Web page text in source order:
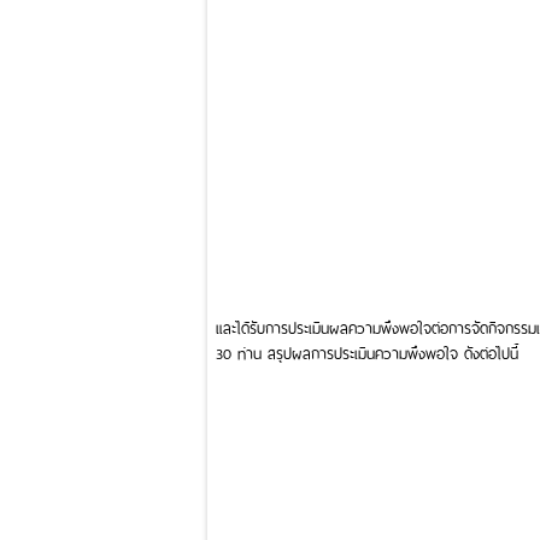
และได้รับการประเมินผลความพึงพอใจต่อการจัดกิจกรร
30 ท่าน สรุปผลการประเมินความพึงพอใจ ดังต่อไปนี้